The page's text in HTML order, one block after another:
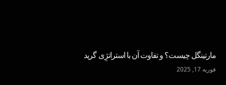
مارتینگل چیست؟ و تفاوت آن با استراتژِی گرید
فوریه 17, 2025